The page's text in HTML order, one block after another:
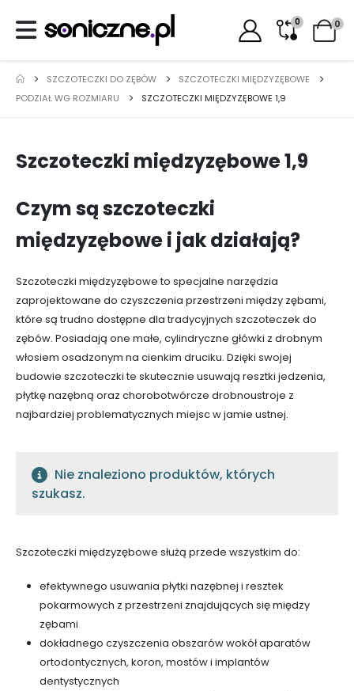
0 0
SZCZOTECZKI DO ZĘBÓW
SZCZOTECZKI MIĘDZYZĘBOWE
PODZIAŁ WG ROZMIARU
SZCZOTECZKI MIĘDZYZĘBOWE 1,9
Szczoteczki międzyzębowe 1,9
Czym są szczoteczki
międzyzębowe i jak działają?
Szczoteczki międzyzębowe to specjalne narzędzia
zaprojektowane do czyszczenia przestrzeni między zębami,
które są trudno dostępne dla tradycyjnych szczoteczek do
zębów. Posiadają one małe, cylindryczne główki z drobnym
włosiem osadzonym na cienkim druciku. Dzięki swojej
budowie szczoteczki te skutecznie usuwają resztki jedzenia,
płytkę nazębną oraz chorobotwórcze drobnoustroje z
najbardziej problematycznych miejsc w jamie ustnej.
Nie znaleziono produktów, których
szukasz.
Szczoteczki międzyzębowe służą przede wszystkim do:
efektywnego usuwania płytki nazębnej i resztek
pokarmowych z przestrzeni znajdujących się między
zębami
dokładnego czyszczenia obszarów wokół aparatów
ortodontycznych, koron, mostów i implantów
dentystycznych